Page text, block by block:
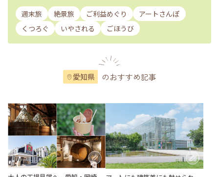
週末旅 絶景旅 ご利益めぐり
アートさんぽ
くつろぐ
いやされる ごほうび
愛知県 のおすすめ記事